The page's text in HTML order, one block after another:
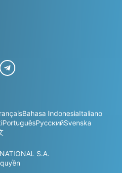
Bahasa IndonesiaItaliano
PortuguêsРусскийSvenska
S.A.